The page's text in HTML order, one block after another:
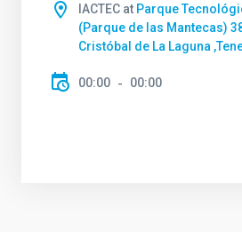
IACTEC at Parque
(Parque de las Mantecas)
Cristóbal de La Laguna
00:00 00:00